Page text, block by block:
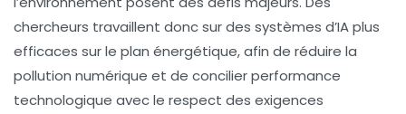
chercheurs travaillent donc sur des systèmes d’IA plus
efficaces sur le plan énergétique, afin de réduire la
pollution numérique et de concilier performance
technologique avec le respect des exigences